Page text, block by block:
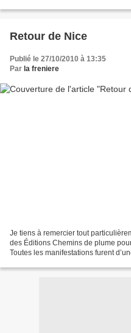
Retour de Nice
Publié le 27/10/2010 à 13:35
Par la freniere
Je tiens à remercier tout
des Éditions Chemins de plume
Toutes les manifestations furent